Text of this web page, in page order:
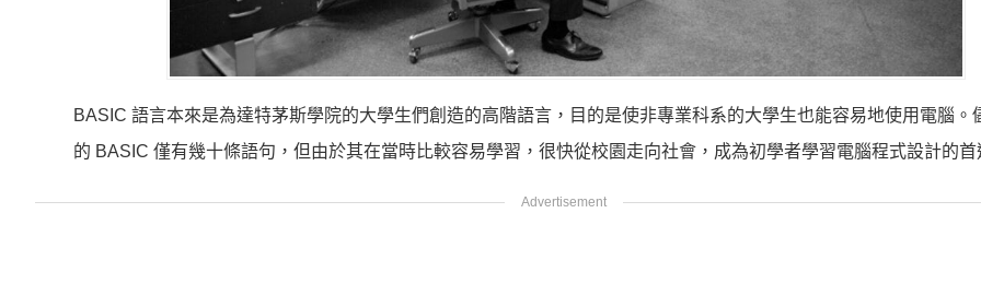
BASIC 語言本來是為達特茅斯學院的大學生們創造的高階語言，目的是使非專業科系的大學生也能容易地使用電腦。
的 BASIC 僅有幾十條語句，但由於其在當時比較容易學習，很快從校園走向社會，成為初學者學習電腦程式設計的首